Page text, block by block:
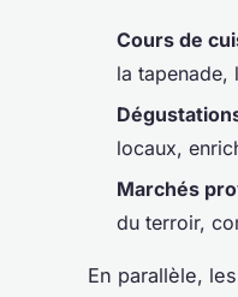
Cours de
la tapenade,
locaux,
Marchés
du terroir,
En parallèle,